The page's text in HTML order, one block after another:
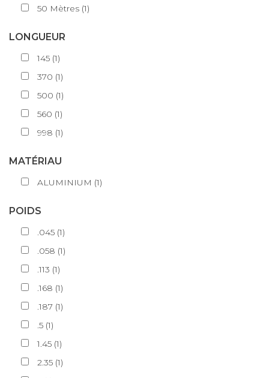
50 Mètres (1)
LONGUEUR
145 (1)
370 (1)
500 (1)
560 (1)
998 (1)
MATÉRIAU
ALUMINIUM (1)
POIDS
.045 (1)
.058 (1)
.113 (1)
.168 (1)
.187 (1)
.5 (1)
1.45 (1)
2.35 (1)